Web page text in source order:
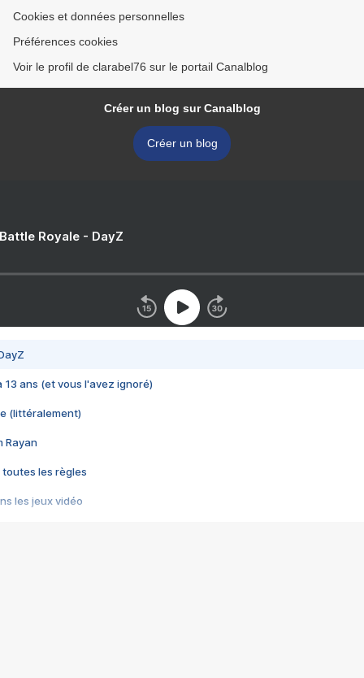
Cookies et données personnelles
Préférences cookies
Voir le profil de clarabel76 sur le portail Canalblog
Créer un blog sur Canalblog
Créer un blog
Royale - DayZ
13 ans (et vous l'avez ignoré)
(littéralement)
Rayan
toutes les règles
les jeux vidéo